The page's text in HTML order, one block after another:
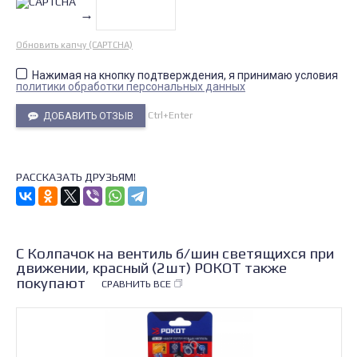
→
Обновить капчу (CAPTCHA)
Нажимая на кнопку подтверждения, я принимаю условия
политики обработки персональных данных
ДОБАВИТЬ ОТЗЫВ Ctrl+Enter
РАССКАЗАТЬ ДРУЗЬЯМ!
С Колпачок на вентиль б/шин светящихся при
движении, красный (2шт) РОКОТ также
покупают
СРАВНИТЬ ВСЕ